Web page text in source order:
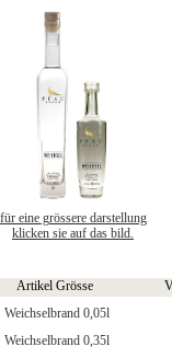
für eine grössere darstellung
klicken sie auf das bild.
Artikel Grösse
Weichselbrand 0,05l
Weichselbrand 0,35l